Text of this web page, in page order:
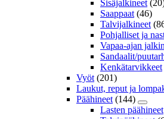
Sisäjalkineet
Saappaat (46)
Talvijalkineet
Pohjalliset ja
Vapaa-ajan
Sandaalit/
Kenkätarvikkeet
Vyöt (201)
Laukut, reput ja
Päähineet (144)
Lasten päähineet